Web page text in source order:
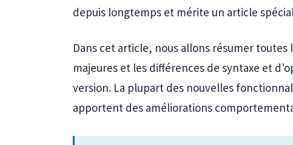
depuis longtemps et mérite un article
Dans cet article, nous allons résumer
majeures et les différences de syntaxe et
version. La plupart des nouvelles
apportent des améliorations